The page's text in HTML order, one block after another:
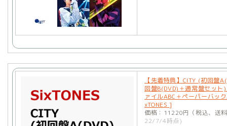
【先着特典】CITY (初回盤
回盤B(DVD)＋通常盤セット
ァイルABC＋ペーパーバッ
xTONES ]
価格：11220円（税込、送
22/7/4時点)